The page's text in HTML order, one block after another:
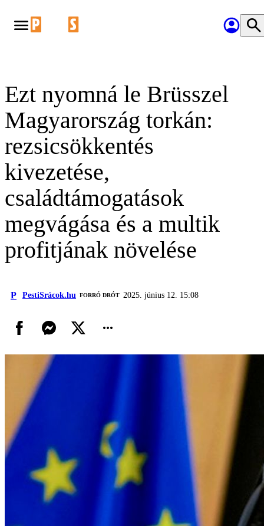
Ezt nyomná le Brüsszel
Magyarország torkán:
rezsicsökkentés
kivezetése,
családtámogatások
megvágása és a multik
profitjának növelése
P PestiSrácok.hu FORRÓ DRÓT 2025. június 12. 15:08